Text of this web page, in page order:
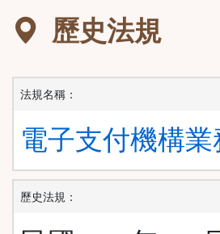
歷史法規
法規名稱：
電子支付機構業
歷史法規：